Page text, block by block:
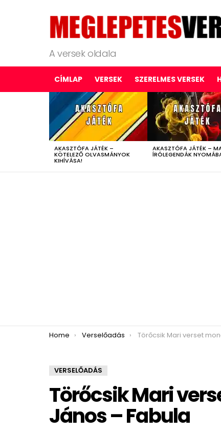
A versek oldala
CÍMLAP VERSEK SZERELMES VERSEK
LATEST
STORIES
AKASZTÓFA JÁTÉK –
KÖTELEZŐ OLVASMÁNYOK
KIHÍVÁSA!
AKASZTÓFA JÁTÉK –
ÍRÓLEGENDÁK
You are here:
Home Verselőadás Törőcsik Mari verset mond –
VERSELŐADÁS
Törőcsik Mari
János – Fabula